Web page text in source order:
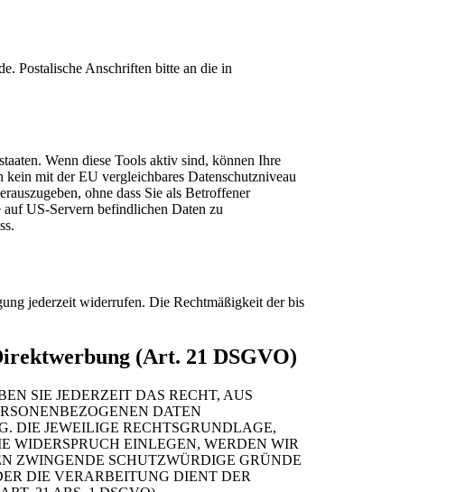
Postalische Anschriften bitte an die in
Wenn diese Tools aktiv sind, können Ihre
kein mit der EU vergleichbares Datenschutzniveau
ohne dass Sie als Betroffener
auf US-Servern befindlichen Daten zu
jederzeit widerrufen. Die Rechtmäßigkeit der bis
(Art. 21 DSGVO)
SIE JEDERZEIT DAS RECHT, AUS
DATEN
DIE JEWEILIGE RECHTSGRUNDLAGE,
WIDERSPRUCH EINLEGEN, WERDEN WIR
ZWINGENDE SCHUTZWÜRDIGE GRÜNDE
DIE VERARBEITUNG DIENT DER